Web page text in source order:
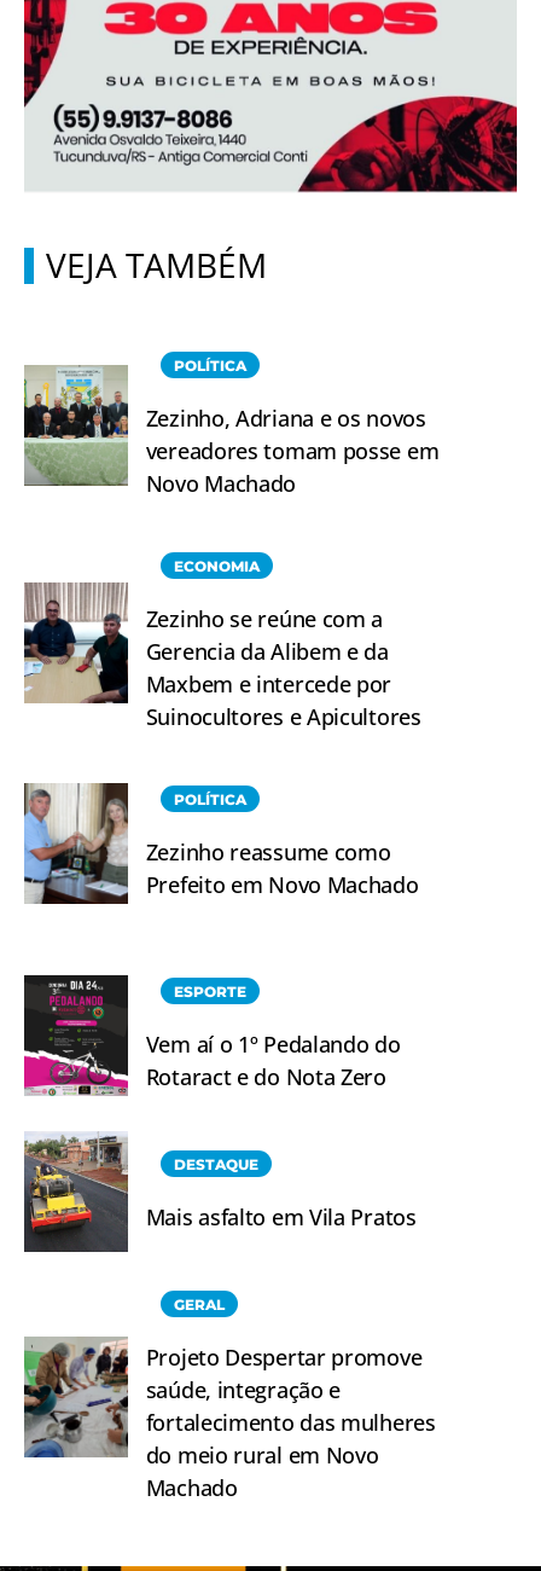
VEJA TAMBÉM
POLÍTICA
Zezinho, Adriana e os novos
vereadores tomam posse em
Novo Machado
ECONOMIA
Zezinho se reúne com a
Gerencia da Alibem e da
Maxbem e intercede por
Suinocultores e Apicultores
POLÍTICA
Zezinho reassume como
Prefeito em Novo Machado
ESPORTE
Vem aí o 1º Pedalando do
Rotaract e do Nota Zero
DESTAQUE
Mais asfalto em Vila Pratos
GERAL
Projeto Despertar promove
saúde, integração e
fortalecimento das mulheres
do meio rural em Novo
Machado